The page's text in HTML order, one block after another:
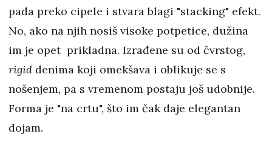
pada preko cipele i stvara blagi "stacking" efekt.
No, ako na njih nosiš visoke potpetice, dužina
im je opet prikladna. Izrađene su od čvrstog,
rigid denima koji omekšava i oblikuje se s
nošenjem, pa s vremenom postaju još udobnije.
Forma je "na crtu", što im čak daje elegantan
dojam.